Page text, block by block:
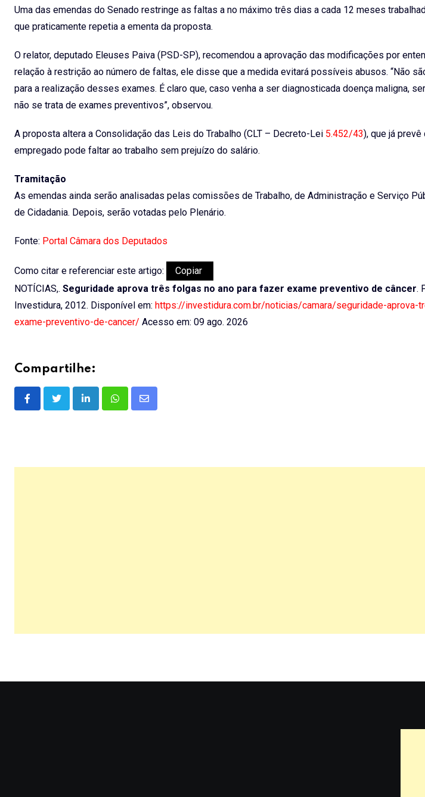
Uma das emendas do Senado restringe as faltas a no máximo três dias a cada 12 meses
que praticamente repetia a ementa da proposta.
O relator, deputado Eleuses Paiva (PSD-SP), recomendou a aprovação das modificações por
relação à restrição ao número de faltas, ele disse que a medida evitará possíveis abusos. “Não
para a realização desses exames. É claro que, caso venha a ser diagnosticada doença maligna,
não se trata de exames preventivos”, observou.
A proposta altera a Consolidação das Leis do Trabalho (CLT – Decreto-Lei 5.452/43), que já
empregado pode faltar ao trabalho sem prejuízo do salário.
Tramitação
As emendas ainda serão analisadas pelas comissões de Trabalho, de Administração e Serviço
de Cidadania. Depois, serão votadas pelo Plenário.
Fonte: Portal Câmara dos Deputados
Como citar e referenciar este artigo:
Copiar
NOTÍCIAS,. Seguridade aprova três folgas no ano para fazer exame preventivo de câncer.
Investidura, 2012. Disponível em: https://investidura.com.br/noticias/camara/seguridade-aprova-
exame-preventivo-de-cancer/ Acesso em: 09 ago. 2026
Compartilhe:
LinkedInWhatsappShare